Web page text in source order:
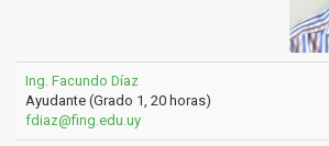
Ing. Facundo Díaz
Ayudante (Grado 1, 20 horas)
fdiaz@fing.edu.uy